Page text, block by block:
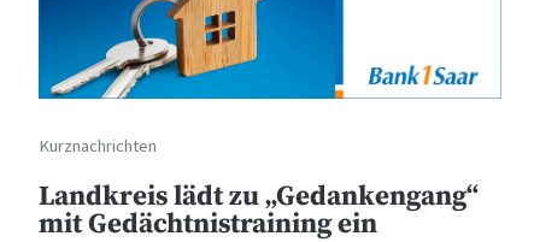
Kurznachrichten
Landkreis lädt zu „Gedankengang“
mit Gedächtnistraining ein